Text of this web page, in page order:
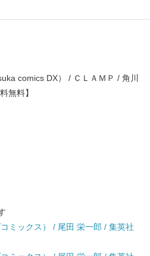
comics DX） / ＣＬＡＭＰ / 角川
無料】
ミックス） / 尾田 栄一郎 / 集英社